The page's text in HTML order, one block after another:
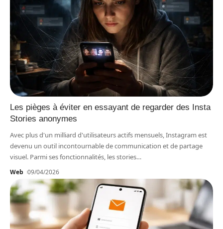
Les pièges à éviter en essayant de regarder des Insta
Stories anonymes
Avec plus d'un milliard d'utilisateurs actifs mensuels, Instagram est
devenu un outil incontournable de communication et de partage
visuel. Parmi ses fonctionnalités, les stories…
Web 09/04/2026